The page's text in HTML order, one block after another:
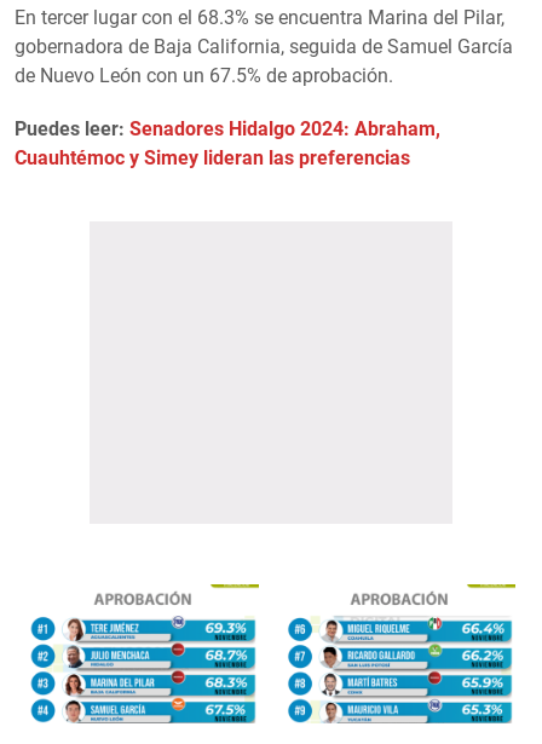
En tercer lugar con el 68.3% se encuentra Marina del Pilar,
gobernadora de Baja California, seguida de Samuel García
de Nuevo León con un 67.5% de aprobación.
Puedes leer: Senadores Hidalgo 2024: Abraham,
Cuauhtémoc y Simey lideran las preferencias